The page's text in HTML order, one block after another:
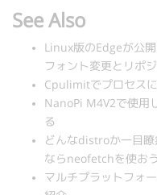
See Also
Linux版のEdgeが公
フォント変更とリポ
Cpulimitでプロセス
NanoPi M4V2で使用
る
どんなdistroか一目
ならneofetchを使おう
マルチプラットフォ